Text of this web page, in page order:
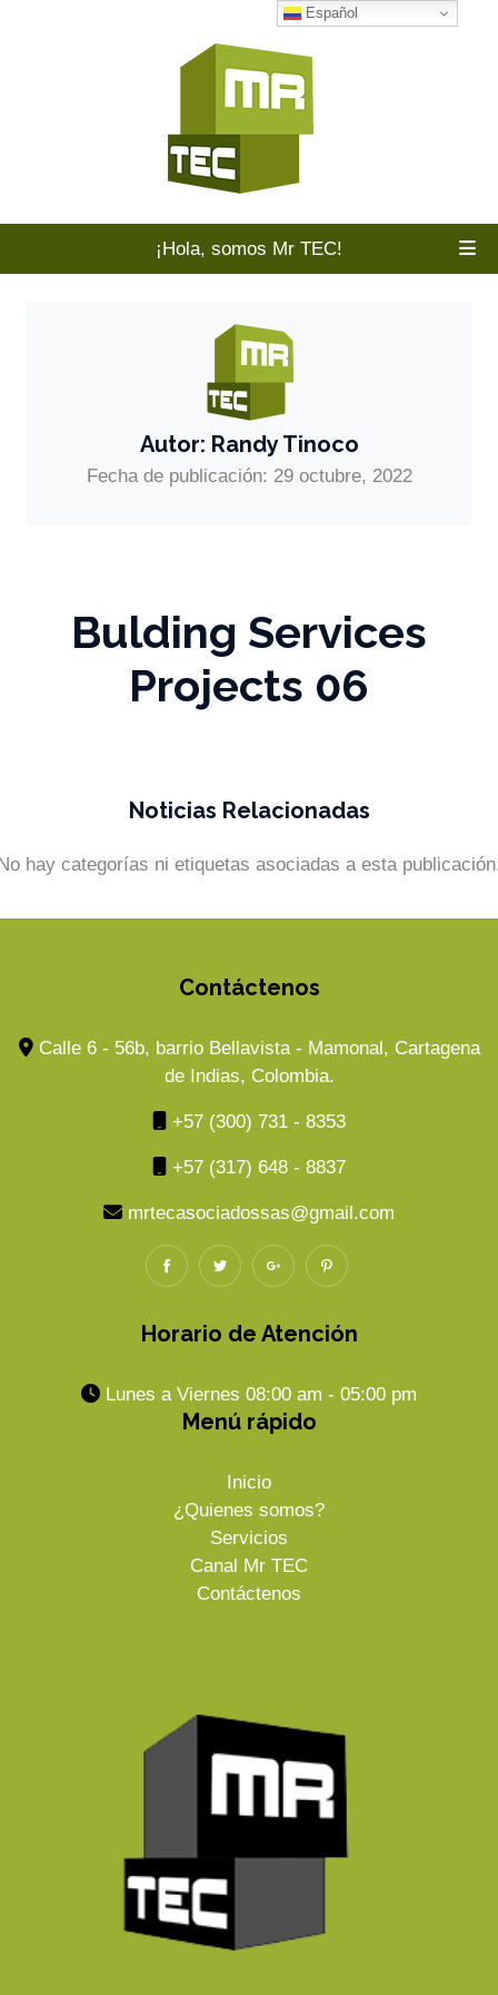
¡Hola, somos Mr TEC!
Autor: Randy Tinoco
Fecha de publicación: 29 octubre, 2022
Bulding Services
Projects 06
Noticias Relacionadas
hay categorías ni etiquetas asociadas a esta
Contáctenos
Calle 6 - 56b, barrio Bellavista - Mamonal, Cartagena
de Indias, Colombia.
+57 (300) 731 - 8353
+57 (317) 648 - 8837
mrtecasociadossas@gmail.com
Horario de Atención
Lunes a Viernes 08:00 am - 05:00 pm
Menú rápido
Inicio
¿Quienes somos?
Servicios
Canal Mr TEC
Contáctenos
Español